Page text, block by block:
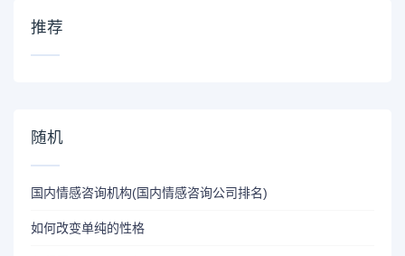
推荐
随机
国内情感咨询机构(国内情感咨询公司排名)
如何改变单纯的性格